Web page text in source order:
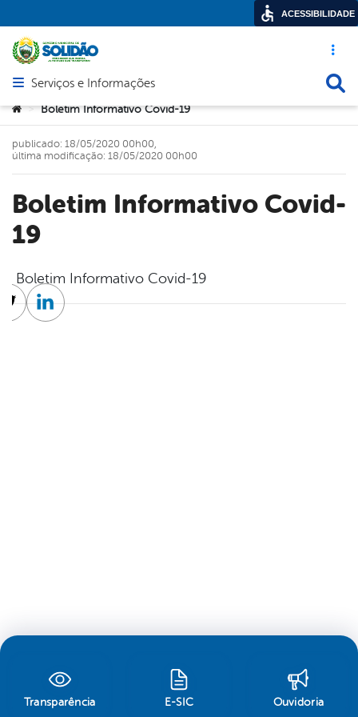
Acesso
Abrir menu principal de navegação
Serviços e Informações
Você está aqui:
> Boletim Informativo Covid-19
Boletim Informativo Covid-
19
publicado: 18/05/2020 00h00,
última modificação: 18/05/2020 00h00
Boletim Informativo Covid-19
TwitterLinkedin
Transparência E-SIC Ouvidoria
ACESSIBILIDADE